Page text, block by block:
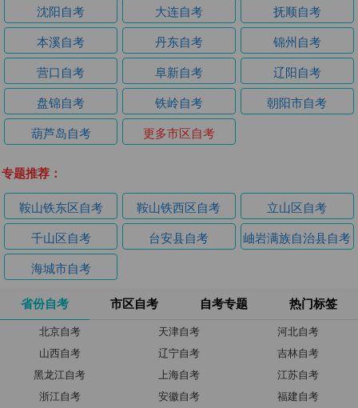
沈阳自考 大连自考
抚顺自考
本溪自考
丹东自考
锦州自考
营口自考
阜新自考
辽阳自考
盘锦自考
铁岭自考
朝阳市自考
葫芦岛自考
更多市区自考
专题推荐：
鞍山铁东区自考 鞍山铁西区自考
立山区自考
千山区自考
台安县自考
岫岩满族自治县自考
海城市自考
省份自考 市区自考 自考专题 热门标签
北京自考 天津自考
河北自考
山西自考
辽宁自考
吉林自考
黑龙江自考
上海自考
江苏自考
浙江自考
安徽自考 福建自考